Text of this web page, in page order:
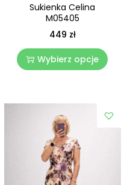
Sukienka Celina
M05405
449 zł
Wybierz opcje